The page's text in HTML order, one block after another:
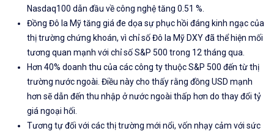
Nasdaq100 dẫn đầu về công nghệ tăng 0.51 %.
Đồng Đô la Mỹ tăng giá đe dọa sự phục hồi đáng kinh ngạc của
thị trường chứng khoán, vì chỉ số Đô la Mỹ DXY đã thể hiện mối
tương quan mạnh với chỉ số S&P 500 trong 12 tháng qua.
Hơn 40% doanh thu của các công ty thuộc S&P 500 đến từ thị
trường nước ngoài. Điều này cho thấy rằng đồng USD mạnh
hơn sẽ dẫn đến thu nhập ở nước ngoài thấp hơn do thay đổi tỷ
giá ngoại hối.
Tương tự đối với các thị trường mới nổi, vốn nhạy cảm với sức